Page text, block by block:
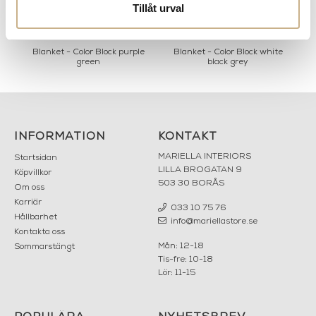
Tillåt urval
Blanket - Color Block purple
green
Blanket - Color Block white
black grey
INFORMATION
Startsidan
Köpvillkor
Om oss
Karriär
Hållbarhet
Kontakta oss
Sommarstängt
KONTAKT
MARIELLA INTERIORS
LILLA BROGATAN 9
503 30 BORÅS
033 10 75 76
info@mariellastore.se
Mån: 12-18
Tis-fre: 10-18
Lör: 11-15